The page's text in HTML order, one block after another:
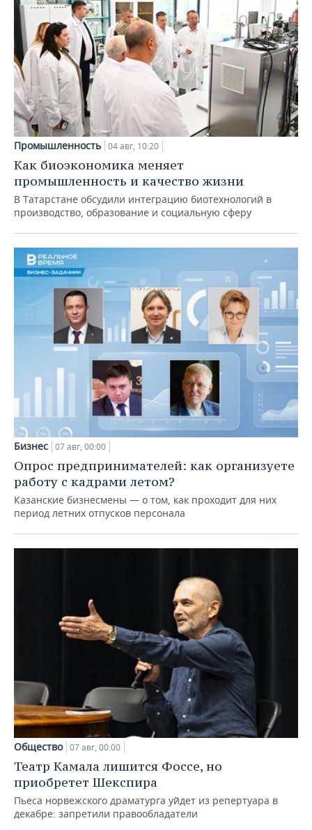
Промышленность 04 авг, 10:20
Как биоэкономика меняет
промышленность и качество жизни
В Татарстане обсудили интеграцию биотехнологий в
производство, образование и социальную сферу
Бизнес 07 авг, 00:00
Опрос предпринимателей: как организуете
работу с кадрами летом?
Казанские бизнесмены — о том, как проходит для них
период летних отпусков персонала
Общество 07 авг, 00:00
Театр Камала лишится Фоссе, но
приобретет Шекспира
Пьеса норвежского драматурга уйдет из репертуара в
декабре: запретили правообладатели